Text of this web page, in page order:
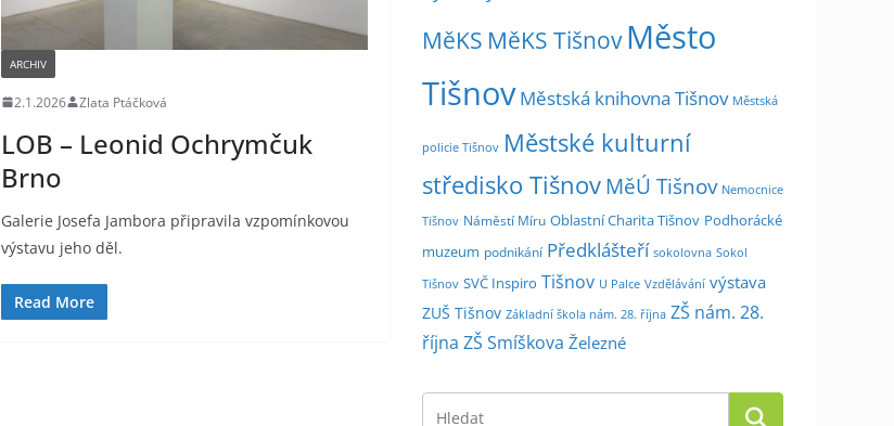
ARCHIV
2.1.2026 Zlata Ptáčková
LOB – Leonid Ochrymčuk
Brno
Galerie Josefa Jambora připravila vzpomínkovou
výstavu jeho děl.
Read More
cMěKS MěKS Tišnov Město
Tišnov Městská knihovna Tišnov Městská
policie Tišnov Městské kulturní
středisko Tišnov MěÚ Tišnov Nemocnice
Tišnov Náměstí Míru Oblastní Charita Tišnov Podhorácké
muzeum podnikání Předklášteří sokolovna Sokol
Tišnov SVČ Inspiro Tišnov U Palce Vzdělávání výstava
ZUŠ Tišnov Základní škola nám. 28. října ZŠ nám. 28.
října ZŠ Smíškova Železné